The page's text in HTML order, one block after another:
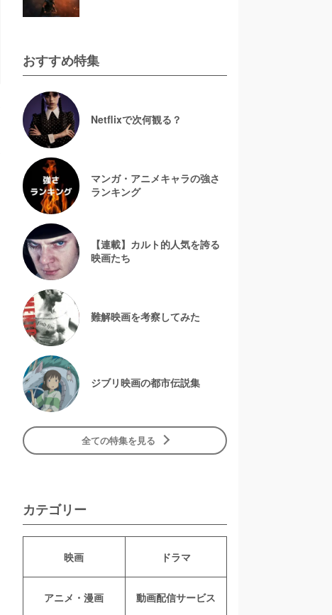
おすすめ特集
Netflixで次何観る？
マンガ・アニメキャラの強さ
ランキング
【連載】カルト的人気を誇る
映画たち
難解映画を考察してみた
ジブリ映画の都市伝説集
全ての特集を見る
カテゴリー
映画 ドラマ
アニメ・漫画 動画配信サービス